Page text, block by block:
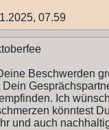
07.59
Beschwerden
Dein
Ich
könntest
und auch